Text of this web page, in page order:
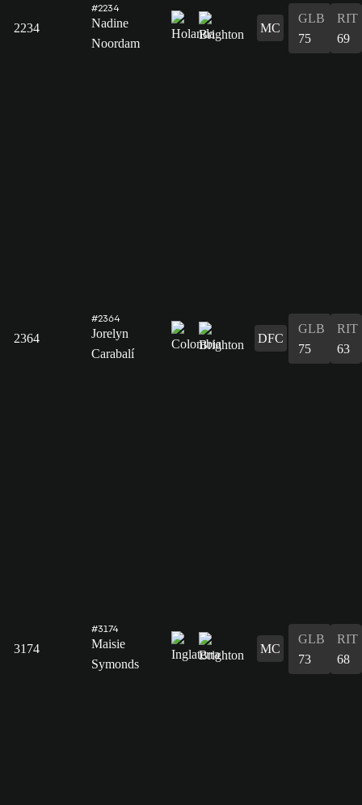
2234
#2234
Nadine
Noordam
MC
GLB
75
RIT
69
2364
#2364
Jorelyn
Carabalí
DFC
GLB
75
RIT
63
3174
#3174
Maisie
Symonds
MC
GLB
73
RIT
68